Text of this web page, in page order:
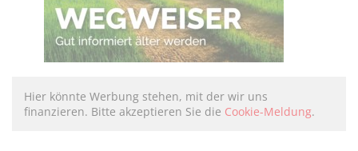
Hier könnte Werbung stehen, mit der wir uns
finanzieren. Bitte akzeptieren Sie die Cookie-Meldung.